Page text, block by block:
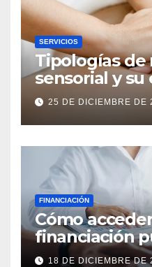
SERVICIOS
Tipologías de
sensorial y
entornos
25 DE DICIEMBRE DE
FINANCIACIÓN
Cómo
financiación
empresas
18 DE DICIEMBRE